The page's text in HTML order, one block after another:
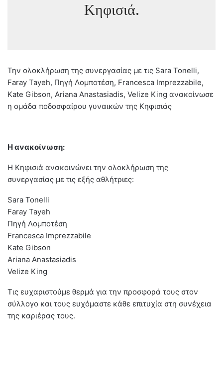
Κηφισιά.
Την ολοκλήρωση της συνεργασίας με τις Sara Tonelli,
Faray Tayeh, Πηγή Λομποτέση, Francesca Imprezzabile,
Kate Gibson, Ariana Anastasiadis, Velize King ανακοίνωσε
η ομάδα ποδοσφαίρου γυναικών της Κηφισιάς
Η ανακοίνωση:
Η Κηφισιά ανακοινώνει την ολοκλήρωση της
συνεργασίας με τις εξής αθλήτριες:
Sara Tonelli
Faray Tayeh
Πηγή Λομποτέση
Francesca Imprezzabile
Kate Gibson
Ariana Anastasiadis
Velize King
Τις ευχαριστούμε θερμά για την προσφορά τους στον
σύλλογο και τους ευχόμαστε κάθε επιτυχία στη συνέχεια
της καριέρας τους.